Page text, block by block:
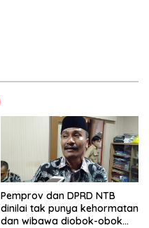
Pemprov dan DPRD NTB
dinilai tak punya kehormatan
dan wibawa diobok-obok